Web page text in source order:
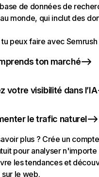
de données de
monde, qui inclut des
peux faire avec Semrush
ton marché
votre visibilité dans l’IA
le trafic naturel
plus ? Crée un compte
pour analyser n'importe
les tendances et
le web.